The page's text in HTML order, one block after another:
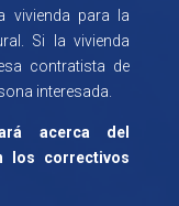
vivienda para la
Si la vivienda
contratista de
interesada.
acerca del
los correctivos